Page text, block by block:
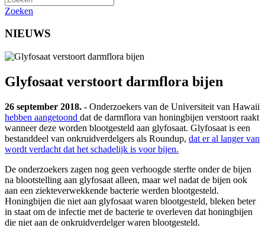
Zoeken
NIEUWS
Glyfosaat verstoort darmflora bijen
26 september 2018. - Onderzoekers van de Universiteit van Hawaii
hebben aangetoond dat de darmflora van honingbijen verstoort raakt
wanneer deze worden blootgesteld aan glyfosaat. Glyfosaat is een
bestanddeel van onkruidverdelgers als Roundup, dat er al langer van
wordt verdacht dat het schadelijk is voor bijen.
De onderzoekers zagen nog geen verhoogde sterfte onder de bijen
na blootstelling aan glyfosaat alleen, maar wel nadat de bijen ook
aan een ziekteverwekkende bacterie werden blootgesteld.
Honingbijen die niet aan glyfosaat waren blootgesteld, bleken beter
in staat om de infectie met de bacterie te overleven dat honingbijen
die niet aan de onkruidverdelger waren blootgesteld.